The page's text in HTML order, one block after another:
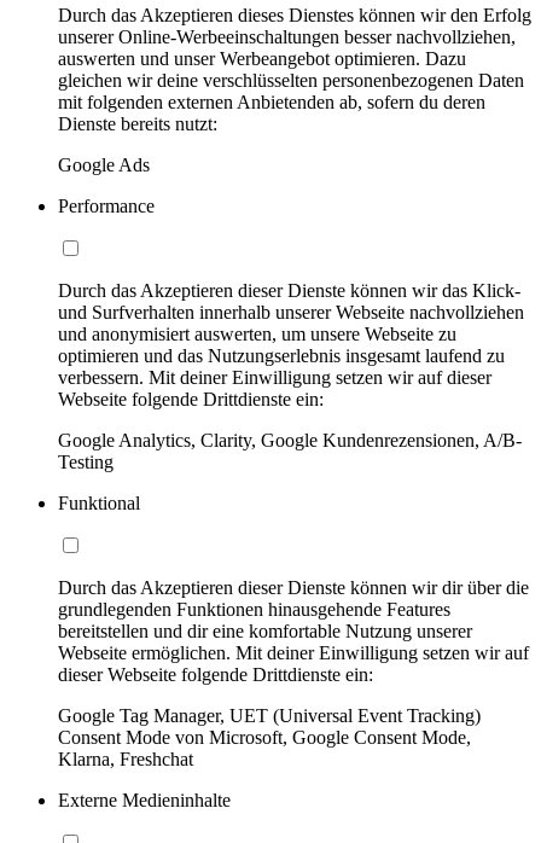
Durch das Akzeptieren dieses Dienstes können wir den Erfolg
unserer Online-Werbeeinschaltungen besser nachvollziehen,
auswerten und unser Werbeangebot optimieren. Dazu
gleichen wir deine verschlüsselten personenbezogenen Daten
mit folgenden externen Anbietenden ab, sofern du deren
Dienste bereits nutzt:
Google Ads
Performance
Durch das Akzeptieren dieser Dienste können wir das Klick-
und Surfverhalten innerhalb unserer Webseite nachvollziehen
und anonymisiert auswerten, um unsere Webseite zu
optimieren und das Nutzungserlebnis insgesamt laufend zu
verbessern. Mit deiner Einwilligung setzen wir auf dieser
Webseite folgende Drittdienste ein:
Google Analytics, Clarity, Google Kundenrezensionen, A/B-
Testing
Funktional
Durch das Akzeptieren dieser Dienste können wir dir über die
grundlegenden Funktionen hinausgehende Features
bereitstellen und dir eine komfortable Nutzung unserer
Webseite ermöglichen. Mit deiner Einwilligung setzen wir auf
dieser Webseite folgende Drittdienste ein:
Google Tag Manager, UET (Universal Event Tracking)
Consent Mode von Microsoft, Google Consent Mode,
Klarna, Freshchat
Externe Medieninhalte